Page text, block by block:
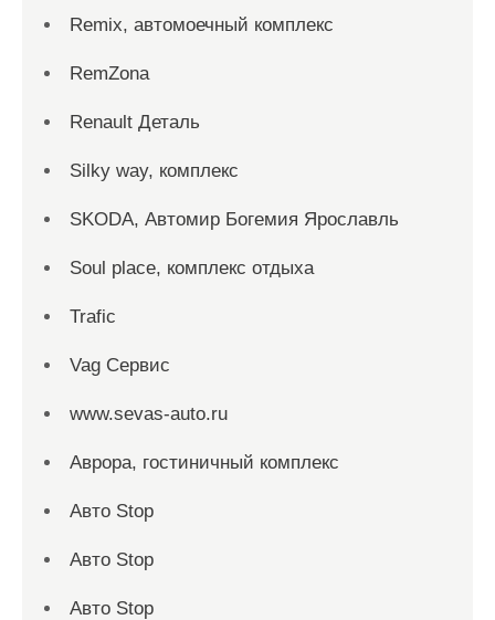
Remix, автомоечный комплекс
RemZona
Renault Деталь
Silky way, комплекс
SKODA, Автомир Богемия Ярославль
Soul place, комплекс отдыха
Trafic
Vag Сервис
www.sevas-auto.ru
Аврора, гостиничный комплекс
Авто Stop
Авто Stop
Авто Stop